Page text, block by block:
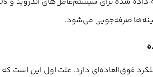
صرفه‌جویی می‌شود.